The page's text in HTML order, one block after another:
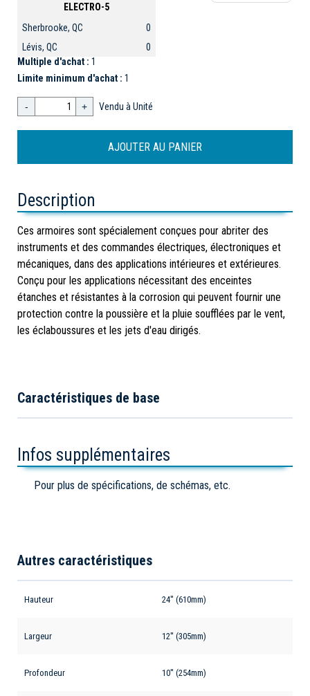
ELECTRO-5
Sherbrooke, QC
0
Lévis, QC
0
Multiple d'achat : 1
Limite minimum d'achat : 1
- + Vendu à Unité
Description
Ces armoires sont spécialement conçues pour abriter des
instruments et des commandes électriques, électroniques et
mécaniques, dans des applications intérieures et extérieures.
Conçu pour les applications nécessitant des enceintes
étanches et résistantes à la corrosion qui peuvent fournir une
protection contre la poussière et la pluie soufflées par le vent,
les éclaboussures et les jets d'eau dirigés.
Caractéristiques de base
Infos supplémentaires
Pour plus de spécifications, de schémas, etc.
Autres caractéristiques
Hauteur 24'' (610mm)
Largeur 12'' (305mm)
Profondeur 10'' (254mm)